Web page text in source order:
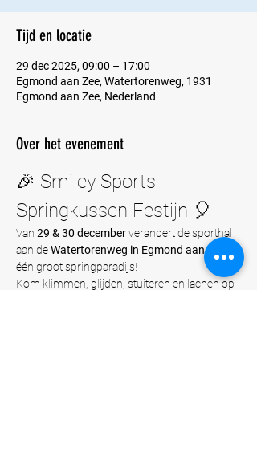
Tijd en locatie
29 dec 2025, 09:00 – 17:00
Egmond aan Zee, Watertorenweg, 1931
Egmond aan Zee, Nederland
Over het evenement
🎉 Smiley Sports
Springkussen Festijn 🎈
Van 29 & 30 december verandert de sporthal
aan de Watertorenweg in Egmond aan Zee
één groot springparadijs!
Kom klimmen, glijden, stuiteren en lachen op